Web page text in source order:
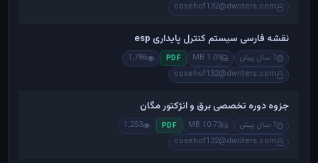
cosehof132@dwriters.com
نقشه فارسی سیستم کنترل پایداری esp
1 سال پیش 1.09 MB
PDF
1,786
cosehof132@dwriters.com
جزوه دوره تخصصی برق و انژکتور مگان
1 سال پیش 10.73 MB
PDF
1,253
cosehof132@dwriters.com